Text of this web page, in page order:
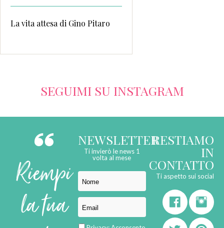
La vita attesa di Gino Pitaro
SEGUIMI SU INSTAGRAM
Riempi
la tua
NEWSLETTER
Ti invierò le news 1
volta al mese
RESTIAMO
IN
CONTATTO
Ti aspetto sui social